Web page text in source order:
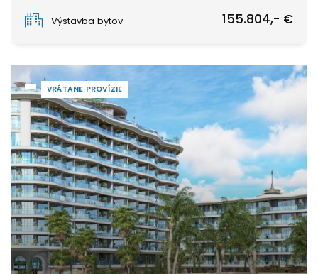
Výstavba bytov
155.804,- €
VRÁTANE PROVÍZIE